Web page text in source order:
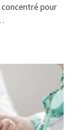
concentré pour